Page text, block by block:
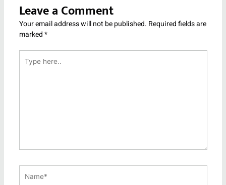
Leave a Comment
Your email address will not be published. Required fields are
marked*
here..